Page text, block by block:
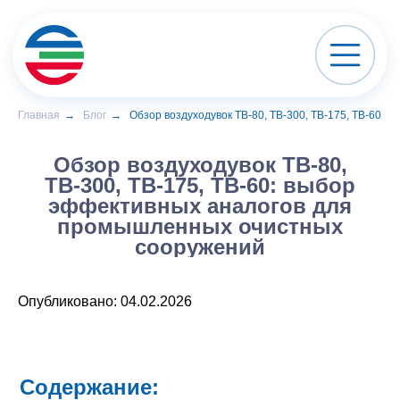
Главная → Блог → Обзор воздуходувок ТВ-80, ТВ-300, ТВ-175, ТВ-60
Обзор воздуходувок ТВ-80,
промышленных очистных
сооружений
Опубликовано: 04.02.2026
Содержание: